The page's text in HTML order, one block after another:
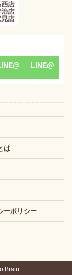
LINE@
は
ーポリシー
Brain.